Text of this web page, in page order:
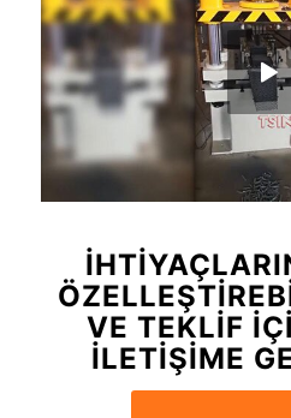
VE TEKLIF
ILETIŞIME